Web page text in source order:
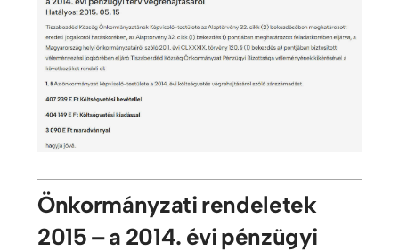
Önkormányzati rendeletek
2015 – a 2014. évi pénzügyi